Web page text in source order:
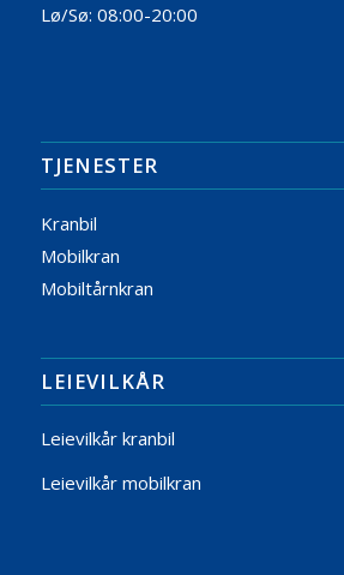
Lø/Sø: 08:00-20:00
TJENESTER
Kranbil
Mobilkran
Mobiltårnkran
LEIEVILKÅR
Leievilkår kranbil
Leievilkår mobilkran